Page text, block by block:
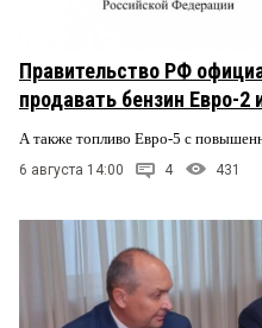
Правительство РФ
продавать бензин Евро-2
А также топливо Евро-5 с
6 августа 14:00 4 431